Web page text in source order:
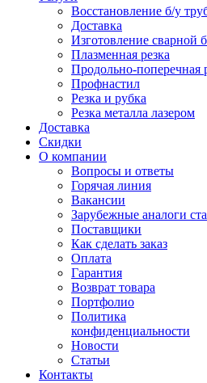
Восстановление б/у
Доставка
Изготовление сварной
Плазменная резка
Продольно-поперечная
Профнастил
Резка и рубка
Резка металла лазером
Доставка
Скидки
О компании
Вопросы и ответы
Горячая линия
Вакансии
Зарубежные аналоги
Поставщики
Как сделать заказ
Оплата
Гарантия
Возврат товара
Портфолио
Политика
конфиденциальности
Новости
Статьи
Контакты